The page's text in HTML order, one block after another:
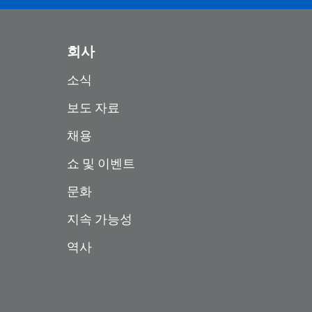
회사
소식
보도 자료
채용
쇼 및 이벤트
문화
지속 가능성
역사